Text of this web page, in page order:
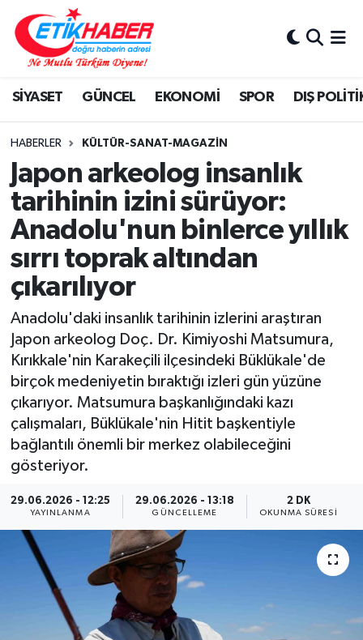
SİYASET GÜNCEL EKONOMİ SPOR DIŞ
HABERLER KÜLTÜR-SANAT-MAGAZİN
Japon arkeolog insanlık
tarihinin izini sürüyor:
Anadolu'nun binlerce yıllık
sırrı toprak altından
çıkarılıyor
Anadolu'daki insanlık tarihinin izlerini araştıran
Japon arkeolog Doç. Dr. Kimiyoshi Matsumura,
Kırıkkale'nin Karakeçili ilçesindeki Büklükale'de
birçok medeniyetin bıraktığı izleri gün yüzüne
çıkarıyor. Matsumura başkanlığındaki kazı
çalışmaları, Büklükale'nin Hitit başkentiyle
bağlantılı önemli bir merkez olabileceğini
gösteriyor.
29.06.2026 - 12:25
YAYINLANMA
29.06.2026 - 13:18
GÜNCELLEME
2 DK
OKUNMA SÜRESI
BİLİM-TEKNOLOJİ
DIŞ POLİTİKA
DÜNYA
EĞİTİM GENÇLİK
EKONOMİ
KÖŞE YAZILARI
KÜLTÜR-SANAT-MAGAZİN
ÖZEL HABER
RÖPORTAJLAR
SAĞLIK
SİYASET
GÜNCEL
SPOR
Nöbetçi Eczaneler
Hava Durumu
İstanbul Namaz Vakitleri
Trafik Durumu
Süper Lig Puan Durumu ve Fikstür
Tüm Manşetler
Son Dakika Haberleri
Haber Arşivi